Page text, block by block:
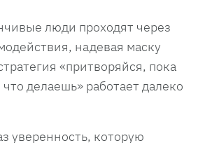
люди проходят через
надевая маску
«притворяйся, пока
делаешь» работает далеко
уверенность, которую